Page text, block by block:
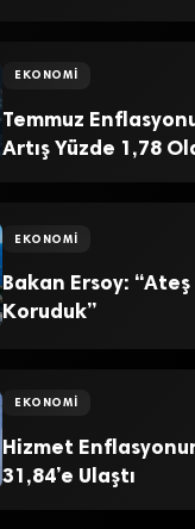
EKONOMI
Temmuz
Artış Yüzde 1,78
EKONOMI
Bakan Ersoy:
Koruduk”
EKONOMI
Hizmet
31,84’e Ulaştı